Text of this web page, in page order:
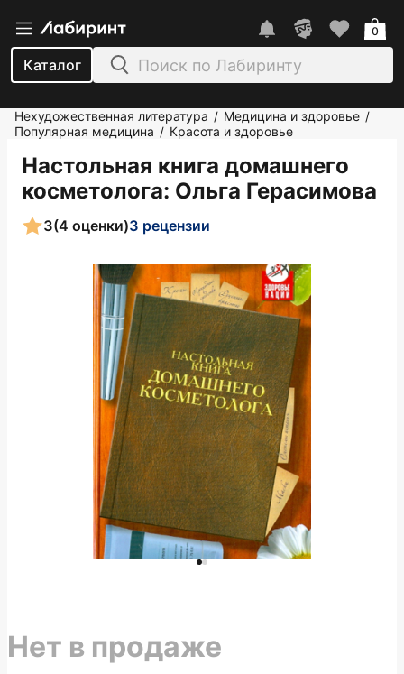
Каталог
0
Нехудожественная литература / Медицина и здоровье /
Популярная медицина / Красота и здоровье
Настольная книга домашнего
косметолога: Ольга Герасимова
3(4 оценки)3 рецензии
Нет в продаже